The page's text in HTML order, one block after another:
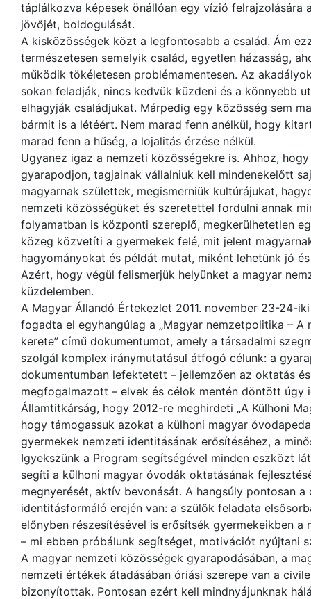
táplálkozva képesek önállóan egy vízió felrajzolására
jövőjét, boldogulását.
A kisközösségek közt a legfontosabb a család. Ám
természetesen semelyik család, egyetlen házasság,
működik tökéletesen problémamentesen. Az
sokan feladják, nincs kedvük küzdeni és a könnyebb
elhagyják családjukat. Márpedig egy közösség sem
bármit is a létéért. Nem marad fenn anélkül, hogy
marad fenn a hűség, a lojalitás érzése nélkül.
Ugyanez igaz a nemzeti közösségekre is. Ahhoz,
gyarapodjon, tagjainak vállalniuk kell mindenekelőtt
magyarnak születtek, megismerniük kultúrájukat,
nemzeti közösségüket és szeretettel fordulni annak
folyamatban is központi szereplő, megkerülhetetlen
közeg közvetíti a gyermekek felé, mit jelent
hagyományokat és példát mutat, miként lehetünk jó
Azért, hogy végül felismerjük helyünket a magyar
küzdelemben.
A Magyar Állandó Értekezlet 2011. november 23-24-
fogadta el egyhangúlag a „Magyar nemzetpolitika –
kerete” című dokumentumot, amely a társadalmi
szolgál komplex iránymutatásul átfogó célunk: a
dokumentumban lefektetett – jellemzően az oktatás
megfogalmazott – elvek és célok mentén döntött úgy
Államtitkárság, hogy 2012-re meghirdeti „A Külhoni
hogy támogassuk azokat a külhoni magyar
gyermekek nemzeti identitásának erősítéséhez, a
Igyekszünk a Program segítségével minden eszközt
segíti a külhoni magyar óvodák oktatásának
megnyerését, aktív bevonását. A hangsúly pontosan
identitásformáló erején van: a szülők feladata
előnyben részesítésével is erősítsék gyermekeikben
– mi ebben próbálunk segítséget, motivációt nyújtani
A magyar nemzeti közösségek gyarapodásában, a
nemzeti értékek átadásában óriási szerepe van a
bizonyítottak. Pontosan ezért kell mindnyájunknak